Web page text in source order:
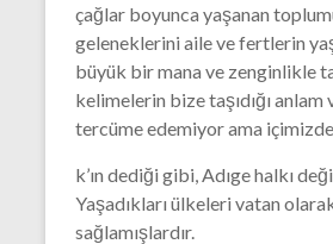
çağlar boyunca yaşanan
geleneklerini aile ve fertlerin
büyük bir mana ve zenginlikle
kelimelerin bize taşıdığı
tercüme edemiyor ama
k’ın dediği gibi, Adıge halkı
Yaşadıkları ülkeleri vatan
sağlamışlardır.